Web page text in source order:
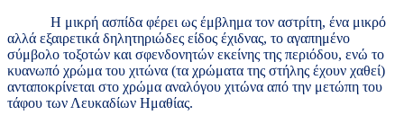
Η μικρή ασπίδα φέρει ως έμβλημα τον αστρίτη, ένα μικρό
αλλά εξαιρετικά δηλητηριώδες είδος έχιδνας, το αγαπημένο
σύμβολο τοξοτών και σφενδονητών εκείνης της περιόδου, ενώ το
κυανωπό χρώμα του χιτώνα (τα χρώματα της στήλης έχουν χαθεί)
ανταποκρίνεται στο χρώμα αναλόγου χιτώνα από την μετώπη του
τάφου των Λευκαδίων Ημαθίας.